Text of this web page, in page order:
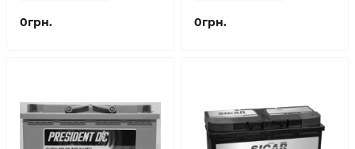
0грн. 0грн.